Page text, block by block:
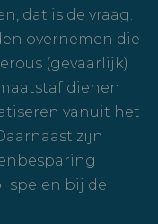
dat is de vraag.
overnemen die
(gevaarlijk)
dienen
vanuit het
zijn
spelen bij de